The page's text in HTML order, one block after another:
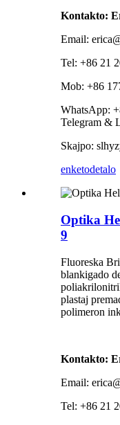
Kontakto:
Email:
Tel: +86 21
Mob: +86
WhatsApp:
Telegram &
Skajpo:
enketodetalo
Optika
9
Fluoreska
blankigado
plastaj
polimeron
Kontakto:
Email:
Tel: +86 21